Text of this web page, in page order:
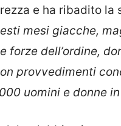
e ha ribadito la
mesi giacche,
dell’ordine,
provvedimenti
uomini e donne